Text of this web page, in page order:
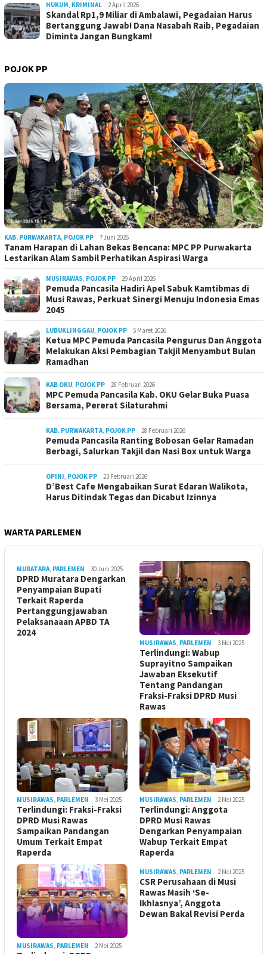
HUKUM, KRIMINAL 2 April 2026
Skandal Rp1,9 Miliar di Ambalawi, Pegadaian Harus
Bertanggung Jawab! Dana Nasabah Raib, Pegadaian
Diminta Jangan Bungkam!
POJOK PP
KAB. PURWAKARTA, POJOK PP 7 Juni 2026
Tanam Harapan di Lahan Bekas Bencana: MPC PP Purwakarta
Lestarikan Alam Sambil Perhatikan Aspirasi Warga
MUSIRAWAS, POJOK PP 29 April 2026
Pemuda Pancasila Hadiri Apel Sabuk Kamtibmas di
Musi Rawas, Perkuat Sinergi Menuju Indonesia Emas
2045
LUBUKLINGGAU, POJOK PP 5 Maret 2026
Ketua MPC Pemuda Pancasila Pengurus Dan Anggota
Melakukan Aksi Pembagian Takjil Menyambut Bulan
Ramadhan
KAB OKU, POJOK PP 28 Februari 2026
MPC Pemuda Pancasila Kab. OKU Gelar Buka Puasa
Bersama, Pererat Silaturahmi
KAB. PURWAKARTA, POJOK PP 28 Februari 2026
Pemuda Pancasila Ranting Bobosan Gelar Ramadan
Berbagi, Salurkan Takjil dan Nasi Box untuk Warga
OPINI, POJOK PP 23 Februari 2026
D’Best Cafe Mengabaikan Surat Edaran Walikota,
Harus Ditindak Tegas dan Dicabut Izinnya
WARTA PARLEMEN
MURATARA, PARLEMEN 30 Juni 2025
DPRD Muratara Dengarkan
Penyampaian Bupati
Terkait Raperda
Pertanggungjawaban
Pelaksanaaan APBD TA
2024
MUSIRAWAS, PARLEMEN 3 Mei 2025
Terlindungi: Wabup
Suprayitno Sampaikan
Jawaban Eksekutif
Tentang Pandangan
Fraksi-Fraksi DPRD Musi
Rawas
MUSIRAWAS, PARLEMEN 3 Mei 2025
Terlindungi: Fraksi-Fraksi
DPRD Musi Rawas
Sampaikan Pandangan
Umum Terkait Empat
Raperda
MUSIRAWAS, PARLEMEN 2 Mei 2025
Terlindungi: Anggota
DPRD Musi Rawas
Dengarkan Penyampaian
Wabup Terkait Empat
Raperda
MUSIRAWAS, PARLEMEN 2 Mei 2025
MUSIRAWAS, PARLEMEN 2 Mei 2025
CSR Perusahaan di Musi
Rawas Masih ‘Se-
Ikhlasnya’, Anggota
Dewan Bakal Revisi Perda ‎